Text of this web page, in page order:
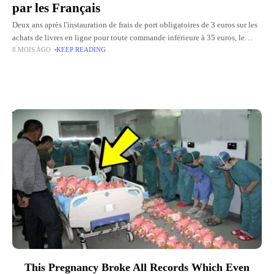
par les Français
Deux ans après l'instauration de frais de port obligatoires de 3 euros sur les
achats de livres en ligne pour toute commande inférieure à 35 euros, le
bilan est médiocre
8 MOIS AGO KEEP READING
Top Picks for You
This Pregnancy Broke All Records Which Even